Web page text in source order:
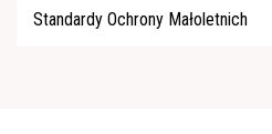
Standardy Ochrony Małoletnich